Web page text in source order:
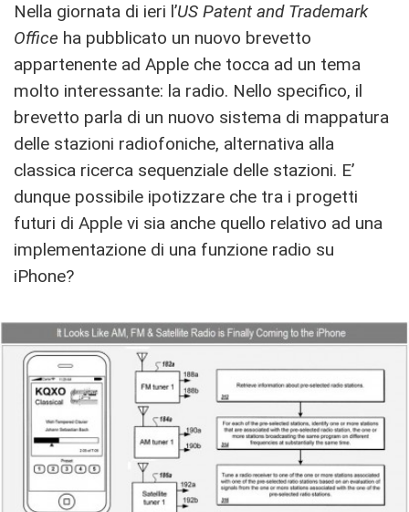
Nella giornata di ieri l’US Patent and Trademark
Office ha pubblicato un nuovo brevetto
appartenente ad Apple che tocca ad un tema
molto interessante: la radio. Nello specifico, il
brevetto parla di un nuovo sistema di mappatura
delle stazioni radiofoniche, alternativa alla
classica ricerca sequenziale delle stazioni. E’
dunque possibile ipotizzare che tra i progetti
futuri di Apple vi sia anche quello relativo ad una
implementazione di una funzione radio su
iPhone?